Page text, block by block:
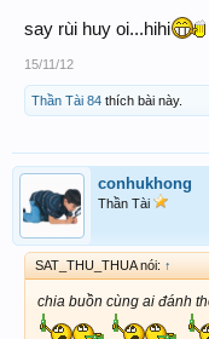
say rùi huy oi...hihi
15/11/12
Thần Tài 84 thích bài này.
conhukhong
Thần Tài
SAT_THU_THUA nói: ↑
chia buồn cùng ai đánh